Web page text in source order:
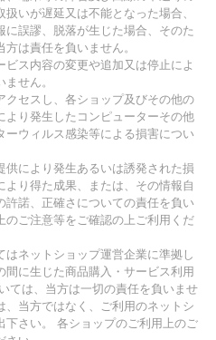
いが遅延又は不能となった場合、
誤謬、脱落が生じた場合、そのた
は責任を負いません。
ス内容の変更や追加又は停止によ
せん。
クセスし、各ショップ及びその他の
より発生したコンピューターその他
ウィルス感染等による損害につい
供により発生あるいは誘発された損
り得た成果、または、その情報自
諾、正確さについての責任を負い
のご注意等をご確認の上ご利用くだ
ネットショップ運営企業に準拠し
間に生じた商品購入・サービス利用
ては、当方は一切の責任を負いませ
、当方ではなく、ご利用のネットシ
下さい。 各ショップのご利用上のご